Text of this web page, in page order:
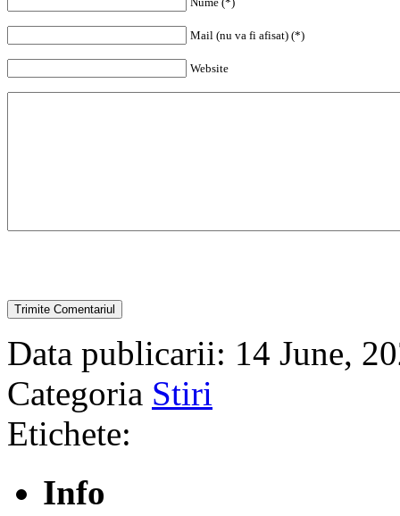
Mail (nu va fi afisat) (*)
Website
Data publicarii: 14 June,
Categoria Stiri
Etichete:
Info